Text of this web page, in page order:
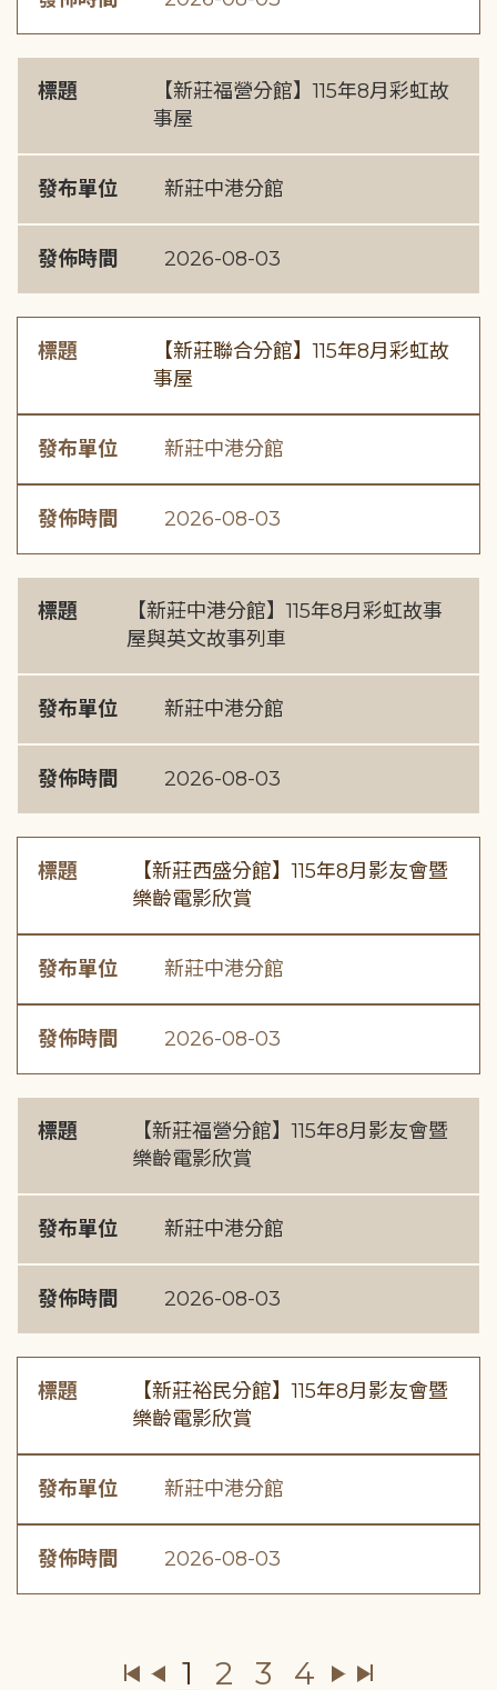
標題
【新莊福營分館】115年8月彩虹故
事屋
發布單位 新莊中港分館
發佈時間 2026-08-03
標題
【新莊聯合分館】115年8月彩虹故
事屋
發布單位 新莊中港分館
發佈時間 2026-08-03
標題
【新莊中港分館】115年8月彩虹故事
屋與英文故事列車
發布單位 新莊中港分館
發佈時間 2026-08-03
標題
【新莊西盛分館】115年8月影友會暨
樂齡電影欣賞
發布單位 新莊中港分館
發佈時間 2026-08-03
標題
【新莊福營分館】115年8月影友會暨
樂齡電影欣賞
發布單位 新莊中港分館
發佈時間 2026-08-03
標題
【新莊裕民分館】115年8月影友會暨
樂齡電影欣賞
發布單位 新莊中港分館
發佈時間 2026-08-03
1 2 3 4